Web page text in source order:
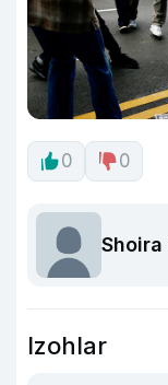
0 0
Shoira
Izohlar